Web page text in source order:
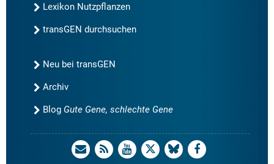
Lexikon Nutzpflanzen
transGEN durchsuchen
Neu bei transGEN
Archiv
Blog Gute Gene, schlechte Gene